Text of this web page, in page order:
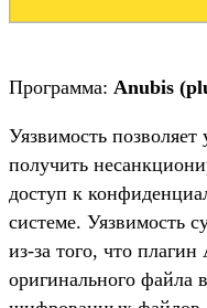
Программа: Anubis
Уязвимость
получить
доступ к
системе. Уязвимость
из-за того, что
оригинального файла